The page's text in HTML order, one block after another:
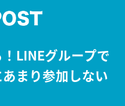
LINEグループで
まり参加しない